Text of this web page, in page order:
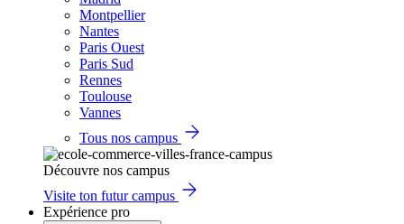
Montpellier
Nantes
Paris Ouest
Paris Sud
Rennes
Toulouse
Vannes
Tous nos campus
Découvre nos campus
Visite ton futur campus
Expérience pro